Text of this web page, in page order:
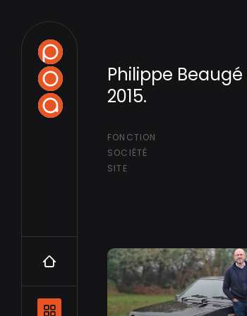
Accueil
Navigation principale et
Philippe
2015.
FONCTION
SOCIÉTÉ
SITE